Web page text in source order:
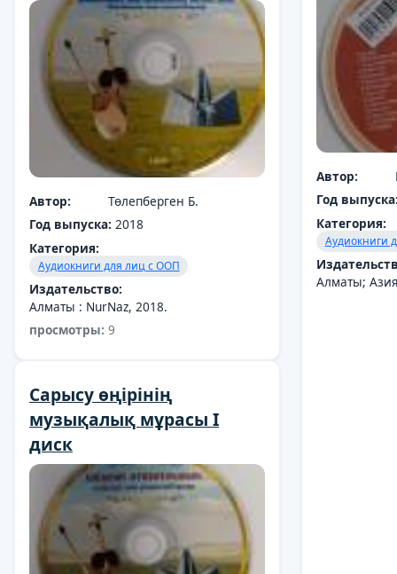
Автор:
Төлепберген Б.
Год выпуска: 2018
Категория:
Аудиокниги для лиц с ООП
Издательство:
Алматы : NurNaz, 2018.
просмотры: 9
Cарысу өңірінің
музықалық мұрасы I
диск
Автор:
Год
Категория:
Аудиокниги
Алматы;